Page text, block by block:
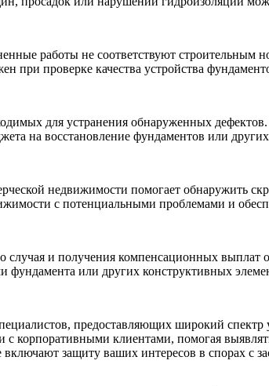
работы не соответствуют строительным
при проверке качества устройства
для устранения обнаруженных
на восстановление фундаментов или
недвижимости помогает обнаружить
с потенциальными проблемами и
случая и получения компенсационных
или других конструктивных
предоставляющих широкий спектр
корпоративными клиентами, помогая
защиту ваших интересов в спорах с